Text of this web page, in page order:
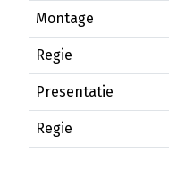
Montage
Regie
Presentatie
Regie